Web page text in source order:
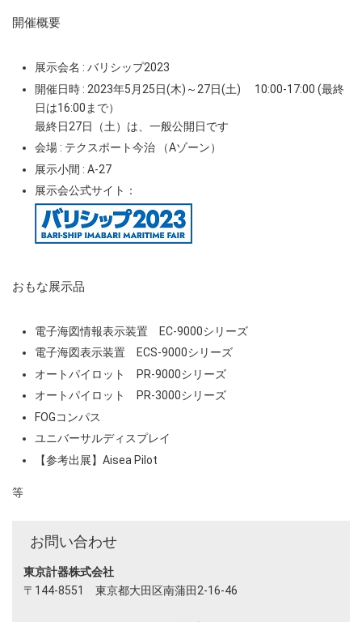
開催概要
展示会名 : バリシップ2023
開催日時 : 2023年5月25日(木)～27日(土) 10:00-17:00 (最終
日は16:00まで）
最終日27日（土）は、一般公開日です
会場 : テクスポート今治 （Aゾーン）
展示小間 : A-27
展示会公式サイト：
おもな展示品
電子海図情報表示装置 EC-9000シリーズ
電子海図表示装置 ECS-9000シリーズ
オートパイロット PR-9000シリーズ
オートパイロット PR-3000シリーズ
FOGコンパス
ユニバーサルディスプレイ
【参考出展】Aisea Pilot
等
お問い合わせ
東京計器株式会社
〒144-8551 東京都大田区南蒲田2-16-46